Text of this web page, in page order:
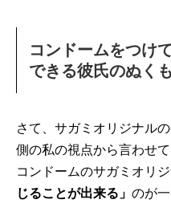
コンドームをつけ
できる彼氏のぬく
さて、サガミオリジナル
側の私の視点から言わせ
コンドームのサガミオリ
じることが出来る」 のが